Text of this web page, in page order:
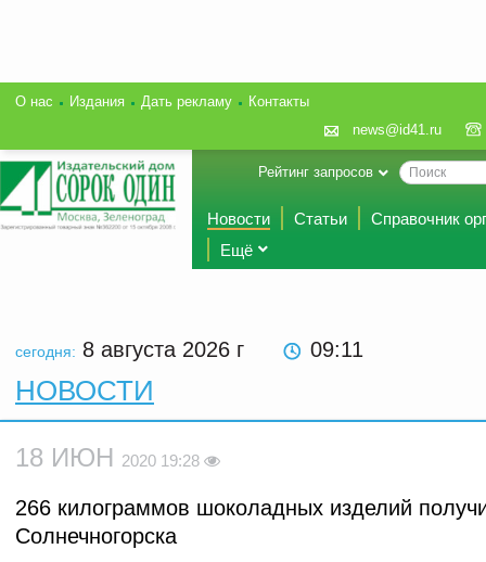
О нас Издания Дать рекламу
Контакты
news@id41.ru
Рейтинг запросов
Новости Статьи
Справочник
Ещё
сегодня: 8 августа 2026 г 09 11
НОВОСТИ
18 ИЮН 2020 19:28
266 килограммов шоколадных изделий
Солнечногорска